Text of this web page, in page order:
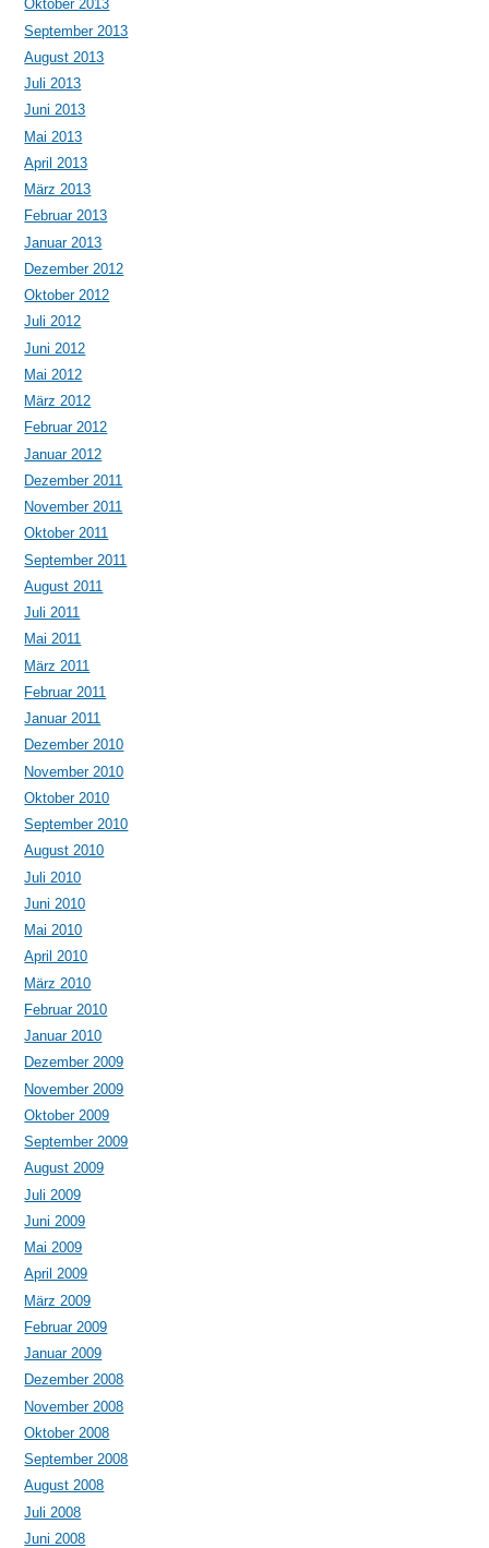
Oktober 2013
September 2013
August 2013
Juli 2013
Juni 2013
Mai 2013
April 2013
März 2013
Februar 2013
Januar 2013
Dezember 2012
Oktober 2012
Juli 2012
Juni 2012
Mai 2012
März 2012
Februar 2012
Januar 2012
Dezember 2011
November 2011
Oktober 2011
September 2011
August 2011
Juli 2011
Mai 2011
März 2011
Februar 2011
Januar 2011
Dezember 2010
November 2010
Oktober 2010
September 2010
August 2010
Juli 2010
Juni 2010
Mai 2010
April 2010
März 2010
Februar 2010
Januar 2010
Dezember 2009
November 2009
Oktober 2009
September 2009
August 2009
Juli 2009
Juni 2009
Mai 2009
April 2009
März 2009
Februar 2009
Januar 2009
Dezember 2008
November 2008
Oktober 2008
September 2008
August 2008
Juli 2008
Juni 2008